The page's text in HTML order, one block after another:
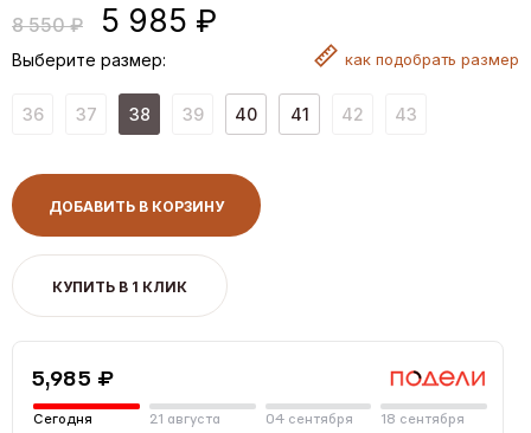
8 550 ₽ 5 985 ₽
Выберите размер: как подобрать размер
36 37 38 39 40 41 42 43
ДОБАВИТЬ В КОРЗИНУ
КУПИТЬ В 1 КЛИК
5,985 ₽
Сегодня 21 августа 04 сентября 18 сентября